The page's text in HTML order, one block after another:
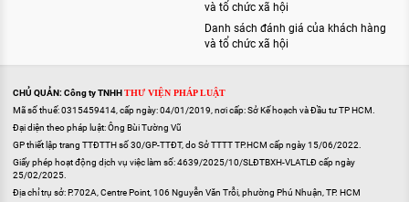
và tổ chức xã hội
Danh sách đánh giá của khách hàng
và tổ chức xã hội
CHỦ QUẢN: Công ty TNHHTHƯ VIỆN PHÁP LUẬT
Mã số thuế: 0315459414, cấp ngày: 04/01/2019, nơi cấp: Sở Kế hoạch và Đầu tư TP HCM.
Đại diện theo pháp luật: Ông Bùi Tường Vũ
GP thiết lập trang TTĐTTH số 30/GP-TTĐT, do Sở TTTT TP.HCM cấp ngày 15/06/2022.
Giấy phép hoạt động dịch vụ việc làm số: 4639/2025/10/SLĐTBXH-VLATLĐ cấp ngày
25/02/2025.
Địa chỉ trụ sở: P.702A, Centre Point, 106 Nguyễn Văn Trỗi, phường Phú Nhuận, TP. HCM